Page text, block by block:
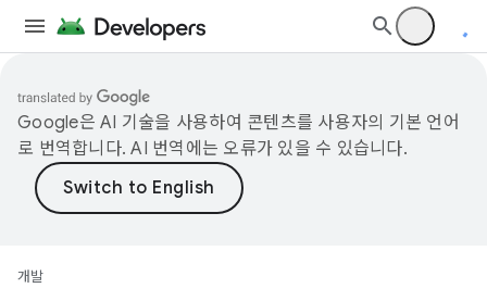
Google은 AI 기술을 사용하여 콘텐츠를 사용자의 기본 언어
로 번역합니다. AI 번역에는 오류가 있을 수 있습니다.
개발